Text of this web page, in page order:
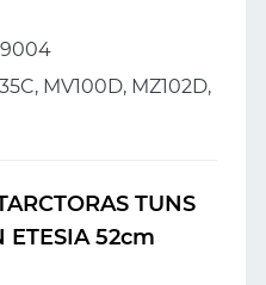
MV100D, MZ102D,
TUNS
ETESIA 52cm